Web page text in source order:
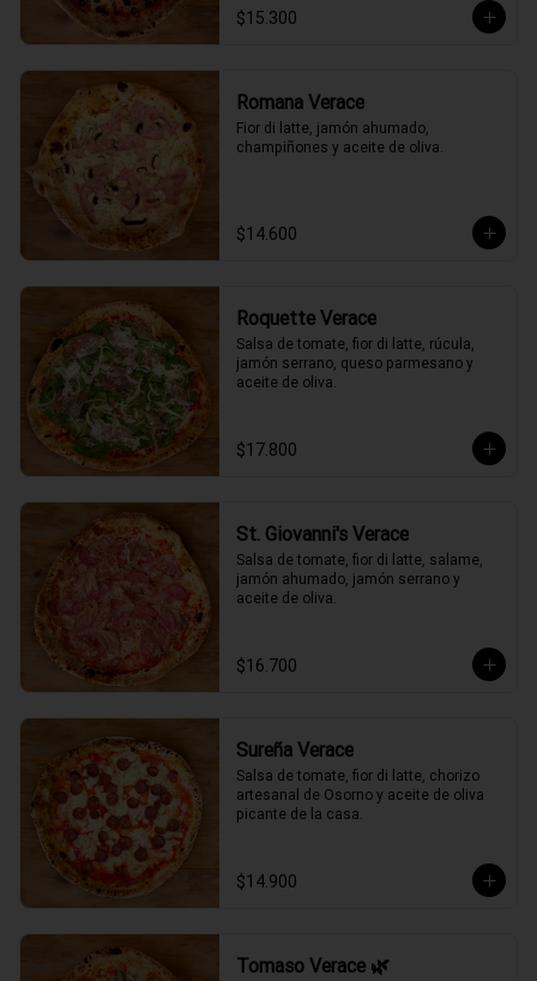
$15.300
Romana Verace
Fior di latte, jamón ahumado,
champiñones y aceite de oliva.
$14.600
Roquette Verace
Salsa de tomate, fior di latte, rúcula,
jamón serrano, queso parmesano y
aceite de oliva.
$17.800
St. Giovanni's Verace
Salsa de tomate, fior di latte, salame,
jamón ahumado, jamón serrano y
aceite de oliva.
$16.700
Sureña Verace
Salsa de tomate, fior di latte, chorizo
artesanal de Osorno y aceite de oliva
picante de la casa.
$14.900
Tomaso Verace 🌿